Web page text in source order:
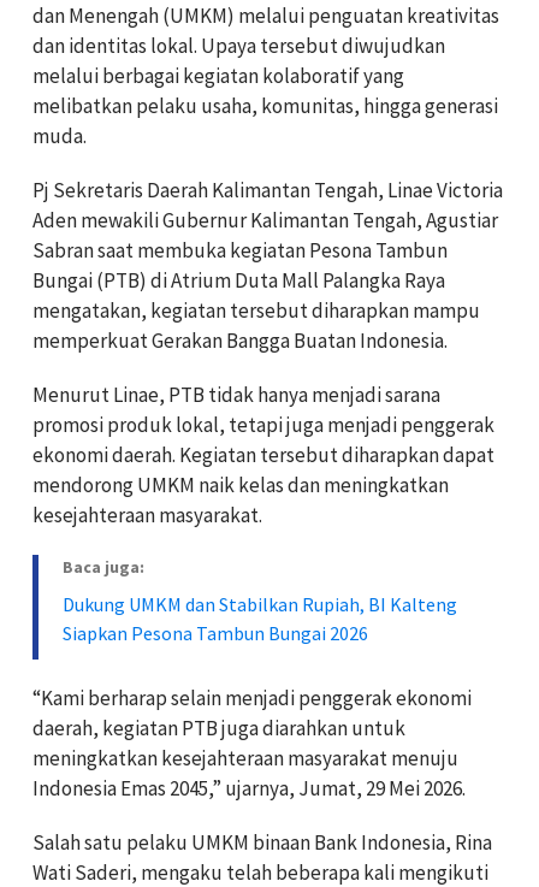
dan Menengah (UMKM) melalui penguatan kreativitas
dan identitas lokal. Upaya tersebut diwujudkan
melalui berbagai kegiatan kolaboratif yang
melibatkan pelaku usaha, komunitas, hingga generasi
muda.
Pj Sekretaris Daerah Kalimantan Tengah, Linae Victoria
Aden mewakili Gubernur Kalimantan Tengah, Agustiar
Sabran saat membuka kegiatan Pesona Tambun
Bungai (PTB) di Atrium Duta Mall Palangka Raya
mengatakan, kegiatan tersebut diharapkan mampu
memperkuat Gerakan Bangga Buatan Indonesia.
Menurut Linae, PTB tidak hanya menjadi sarana
promosi produk lokal, tetapi juga menjadi penggerak
ekonomi daerah. Kegiatan tersebut diharapkan dapat
mendorong UMKM naik kelas dan meningkatkan
kesejahteraan masyarakat.
Baca juga:
Dukung UMKM dan Stabilkan Rupiah, BI Kalteng
Siapkan Pesona Tambun Bungai 2026
“Kami berharap selain menjadi penggerak ekonomi
daerah, kegiatan PTB juga diarahkan untuk
meningkatkan kesejahteraan masyarakat menuju
Indonesia Emas 2045,” ujarnya, Jumat, 29 Mei 2026.
Salah satu pelaku UMKM binaan Bank Indonesia, Rina
Wati Saderi, mengaku telah beberapa kali mengikuti